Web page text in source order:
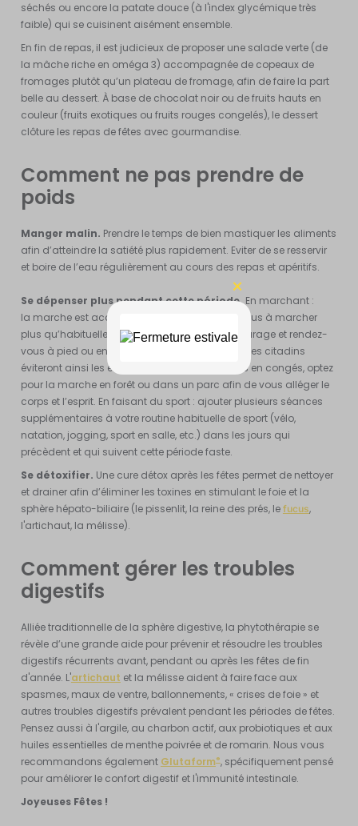
séchés ou encore la patate douce (à l'index glycémique très
faible) qui se cuisinent aisément ensemble.
En fin de repas, il est judicieux de proposer une salade verte (de
la mâche riche en oméga 3) accompagnée de copeaux de
fromages plutôt qu’un plateau de fromage, afin de faire la part
belle au dessert. À base de chocolat noir ou de fruits hauts en
couleur (fruits exotiques ou fruits rouges congelés), le dessert
clôture les repas de fêtes avec gourmandise.
Comment ne pas prendre de
poids
Manger malin. Prendre le temps de bien mastiquer les aliments
afin d’atteindre la satiété plus rapidement. Eviter de se resservir
et boire de l’eau régulièrement au cours des repas et apéritifs.
Se dépenser plus pendant cette période.En marchant :
la marche est accessible à tous, astreignez-vous à marcher
plus qu’habituellement : laisser la voiture au garage et rendez-
vous à pied ou en vélo sur votre lieu de travail. Les citadins
éviteront ainsi les embouteillages ! Si vous êtes en congés, optez
pour la marche en forêt ou dans un parc afin de vous alléger le
corps et l’esprit. En faisant du sport : ajouter plusieurs séances
supplémentaires à votre routine habituelle de sport (vélo,
natation, jogging, sport en salle, etc.) dans les jours qui
précèdent et qui suivent cette période faste.
Se détoxifier. Une cure détox après les fêtes permet de nettoyer
et drainer afin d’éliminer les toxines en stimulant le foie et la
sphère hépato-biliaire (le pissenlit, la reine des prés, le fucus,
l'artichaut, la mélisse).
Comment gérer les troubles
digestifs
Alliée traditionnelle de la sphère digestive, la phytothérapie se
révèle d’une grande aide pour prévenir et résoudre les troubles
digestifs récurrents avant, pendant ou après les fêtes de fin
d'année. L'artichaut et la mélisse aident à faire face aux
spasmes, maux de ventre, ballonnements, « crises de foie » et
autres troubles digestifs prévalent pendant les périodes de fêtes.
Pensez aussi à l'argile, au charbon actif, aux probiotiques et aux
huiles essentielles de menthe poivrée et de romarin. Nous vous
recommandons également Glutaform®, spécifiquement pensé
pour améliorer le confort digestif et l'immunité intestinale.
Joyeuses Fêtes !